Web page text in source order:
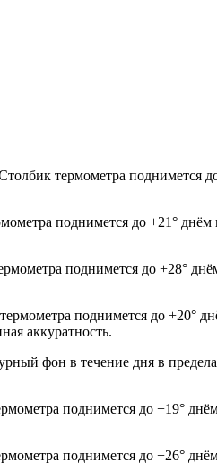
термометра
поднимется до +21°
поднимется до +28°
поднимется до
аккуратность.
фон в течение дня в
поднимется до +19°
поднимется до +26°